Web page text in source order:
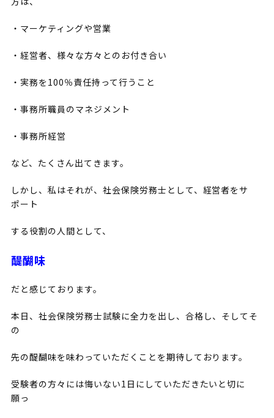
・マーケティングや営業
・経営者、様々な方々とのお付き合い
・実務を100％責任持って行うこと
・事務所職員のマネジメント
・事務所経営
など、たくさん出てきます。
しかし、私はそれが、社会保険労務士として、経営者をサ
ポート
する役割の人間として、
醍醐味
だと感じております。
本日、社会保険労務士試験に全力を出し、合格し、そしてそ
の
先の醍醐味を味わっていただくことを期待しております。
受験者の方々には悔いない1日にしていただきたいと切に
願っ